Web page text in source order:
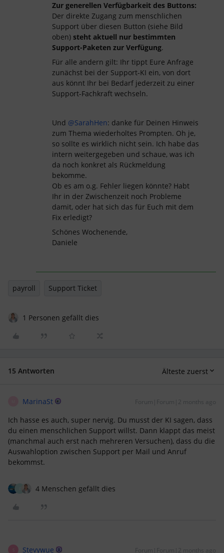
Zur generellen Verfügbarkeit des Buttons:
Der direkte Zugang zum menschlichen
Support über diesen Button (siehe Bild
oben) steht aktuell nur bestimmten
Support-Paketen zur Verfügung.
Für alle andern gilt: Ihr tippt Eure Anfrage
zunächst bei der Support-KI ein, von dort
aus könnt Ihr bei Bedarf jederzeit zu einer
Support-Fachkraft wechseln.
Und ​ @SarahHen: danke für Deinen Hinweis
zum Thema wiederholtes Prompten. Oh je,
so sollte es wirklich nicht sein. Ich habe das
intern weitergegeben und schaue, was ich
da noch konkret als Rückmeldung
bekomme.
Ob es am o.g. Fehler liegen könnte? Habt
Ihr in der Zwischenzeit noch Probleme
damit, oder hat sich das für Euch mit dem
Fix erledigt?
Schönes Wochenende,
Daniele
payroll Support Ticket
1 Personen gefällt dies
15 Antworten Älteste zuerst
MarinaSt Forum|Forum|2 months ago
Ich hasse es auch, super nervig. Du musst der KI sagen, dass
du einen menschlichen Support willst. Dann klappt das meist
(manchmal auch erst nach mehreren Versuchen), dass du die
Auswahloption zwischen Support per Mail und Anruf
bekommst.
4 Menschen gefällt dies
Stevywue Forum|Forum|2 months ago